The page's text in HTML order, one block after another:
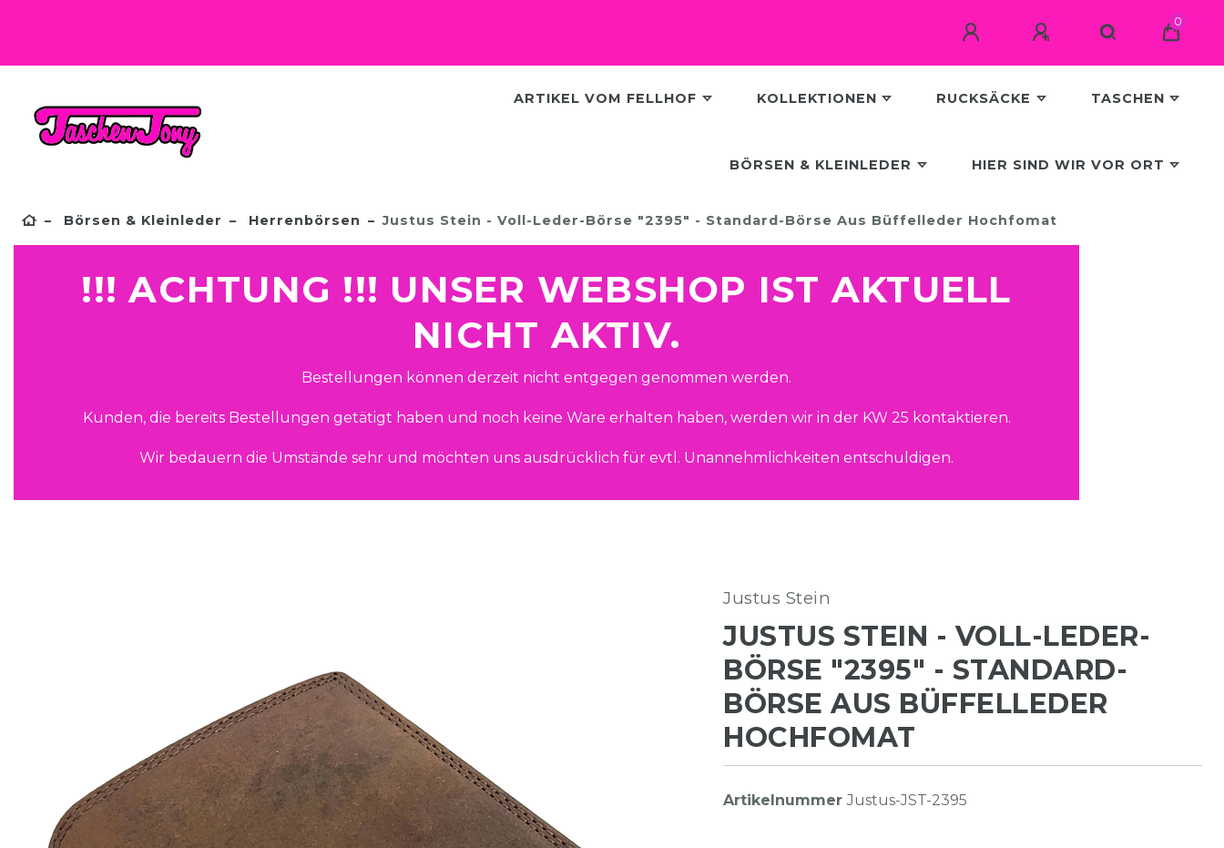
0
ARTIKEL VOM FELLHOF KOLLEKTIONEN RUCKSÄCKE TASCHEN
BÖRSEN & KLEINLEDER HIER SIND WIR VOR ORT
Börsen & Kleinleder Herrenbörsen Justus Stein - Voll-Leder-Börse "2395" - Standard-Börse Aus Büffelleder Hochfomat
!!! ACHTUNG !!! UNSER WEBSHOP IST AKTUELL
NICHT AKTIV.
Bestellungen können derzeit nicht entgegen genommen werden.
Kunden, die bereits Bestellungen getätigt haben und noch keine Ware erhalten haben, werden wir in der KW 25 kontaktieren.
Wir bedauern die Umstände sehr und möchten uns ausdrücklich für evtl. Unannehmlichkeiten entschuldigen.
Justus Stein
JUSTUS STEIN - VOLL-LEDER-
BÖRSE "2395" - STANDARD-
BÖRSE AUS BÜFFELLEDER
HOCHFOMAT
ArtikelnummerJustus-JST-2395